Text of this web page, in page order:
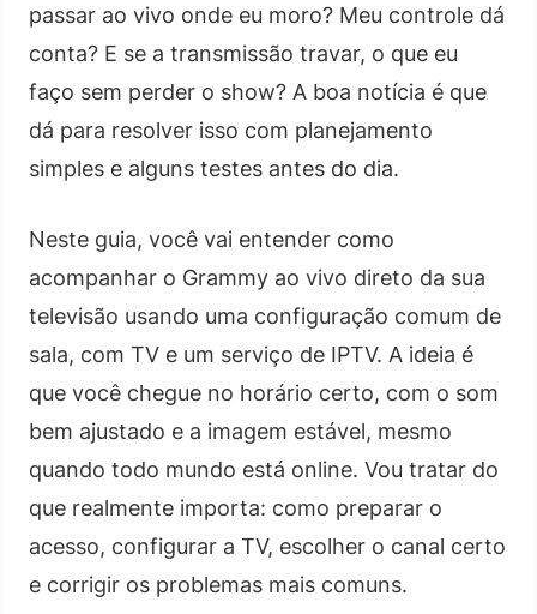
passar ao vivo onde eu moro? Meu controle dá
conta? E se a transmissão travar, o que eu
faço sem perder o show? A boa notícia é que
dá para resolver isso com planejamento
simples e alguns testes antes do dia.
Neste guia, você vai entender como
acompanhar o Grammy ao vivo direto da sua
televisão usando uma configuração comum de
sala, com TV e um serviço de IPTV. A ideia é
que você chegue no horário certo, com o som
bem ajustado e a imagem estável, mesmo
quando todo mundo está online. Vou tratar do
que realmente importa: como preparar o
acesso, configurar a TV, escolher o canal certo
e corrigir os problemas mais comuns.